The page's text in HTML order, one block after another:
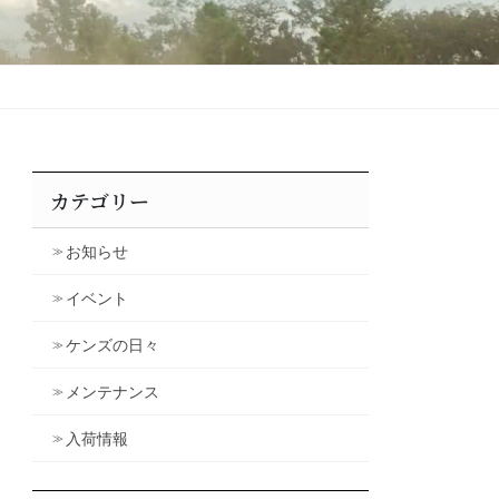
カテゴリー
お知らせ
イベント
ケンズの日々
メンテナンス
入荷情報